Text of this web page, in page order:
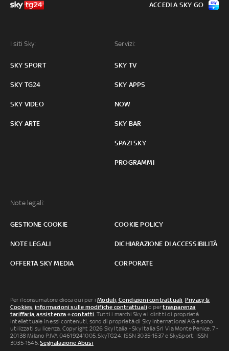
I siti Sky:
SKY SPORT
SKY TG24
SKY VIDEO
SKY ARTE
Servizi:
SKY TV
SKY APPS
NOW
SKY BAR
SPAZI SKY
PROGRAMMI
Note legali:
GESTIONE COOKIE COOKIE POLICY
NOTE LEGALI DICHIARAZIONE DI ACCESSIBILITÀ
OFFERTA SKY MEDIA CORPORATE
ACCEDI A SKY GO
Per il consumatore clicca qui per iModuli, Condizioni contrattuali, Privacy &
Cookies, informazioni sulle modifiche contrattuali o pertrasparenza
tariffaria,assistenza econtatti. Tutti i marchi Sky e i diritti di proprietà
intellettuale in essi contenuti, sono di proprietà di Sky international AG e sono
utilizzati su licenza. Copyright 2026 Sky Italia - Sky Italia Srl Via Monte Penice, 7 -
20138 Milano P.IVA 04619241005. SkyTG24: ISSN 3035-1537 e SkySport: ISSN
3035-1545.Segnalazione Abusi